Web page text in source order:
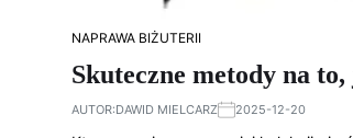
NAPRAWA BIŻUTERII
Skuteczne metody na
AUTOR:DAWID MIELCARZ 2025-12-20